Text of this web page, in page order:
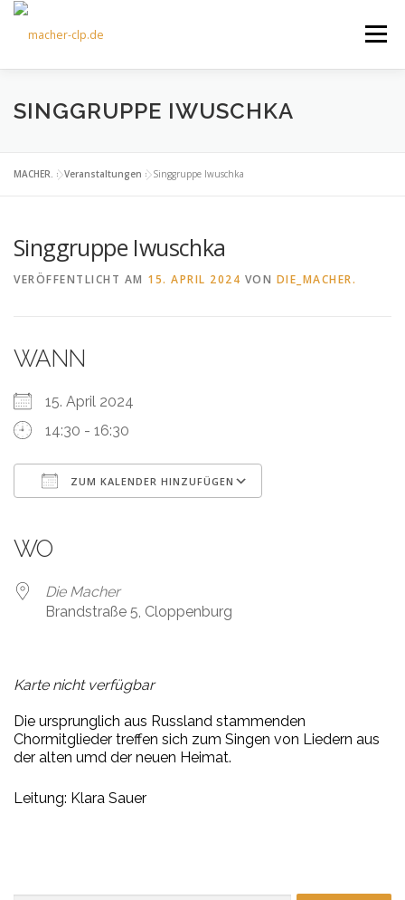
Zum
springen
Menü
ÜBER UNS KULTOURFAHRTEN AKTUELLES
TERMINE ANGEBOTE FÖRDERVEREIN
SINGGRUPPE IWUSCHKA
MACHER. »Veranstaltungen »Singgruppe Iwuschka
Singgruppe Iwuschka
VERÖFFENTLICHT AM 15. APRIL 2024 VON DIE_MACHER.
WANN
15. April 2024
14:30 - 16:30
ZUM KALENDER HINZUFÜGEN
WO
Die Macher
Brandstraße 5, Cloppenburg
Karte nicht verfügbar
Die ursprunglich aus Russland stammenden
Chormitglieder treffen sich zum Singen von Liedern aus
der alten umd der neuen Heimat.
Leitung: Klara Sauer